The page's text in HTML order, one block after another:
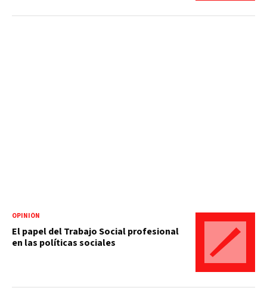
OPINIÓN
El papel del Trabajo Social profesional
en las políticas sociales